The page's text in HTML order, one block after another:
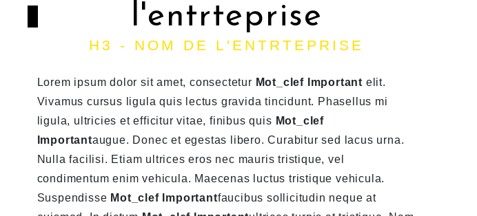
l'entrteprise
H3 - NOM DE L'ENTRTEPRISE
Lorem ipsum dolor sit amet, consectetur Mot_clef Important elit.
Vivamus cursus ligula quis lectus gravida tincidunt. Phasellus mi
ligula, ultricies et efficitur vitae, finibus quis Mot_clef
Importantaugue. Donec et egestas libero. Curabitur sed lacus urna.
Nulla facilisi. Etiam ultrices eros nec mauris tristique, vel
condimentum enim vehicula. Maecenas luctus tristique vehicula.
Suspendisse Mot_clef Importantfaucibus sollicitudin neque at